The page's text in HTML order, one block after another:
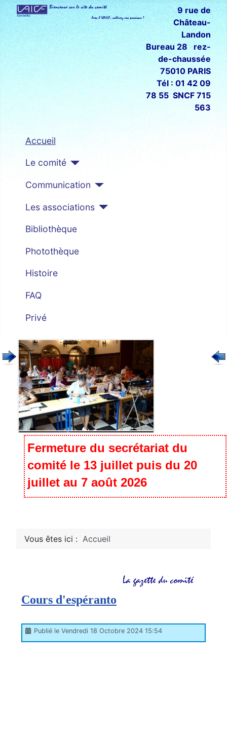
9 rue de
Château-
Landon
Bureau 28 rez-
de-chaussée
75010 PARIS
Tél : 01 42 09
78 55 SNCF 715
563
Accueil
Le comité
Communication
Les associations
Bibliothèque
Photothèque
Histoire
FAQ
Privé
Fermeture du secrétariat du
comité le 13 juillet puis du 20
juillet au 7 août 2026
Vous êtes ici : Accueil
Cours d'espéranto
Publié le Vendredi 18 Octobre 2024 15:54